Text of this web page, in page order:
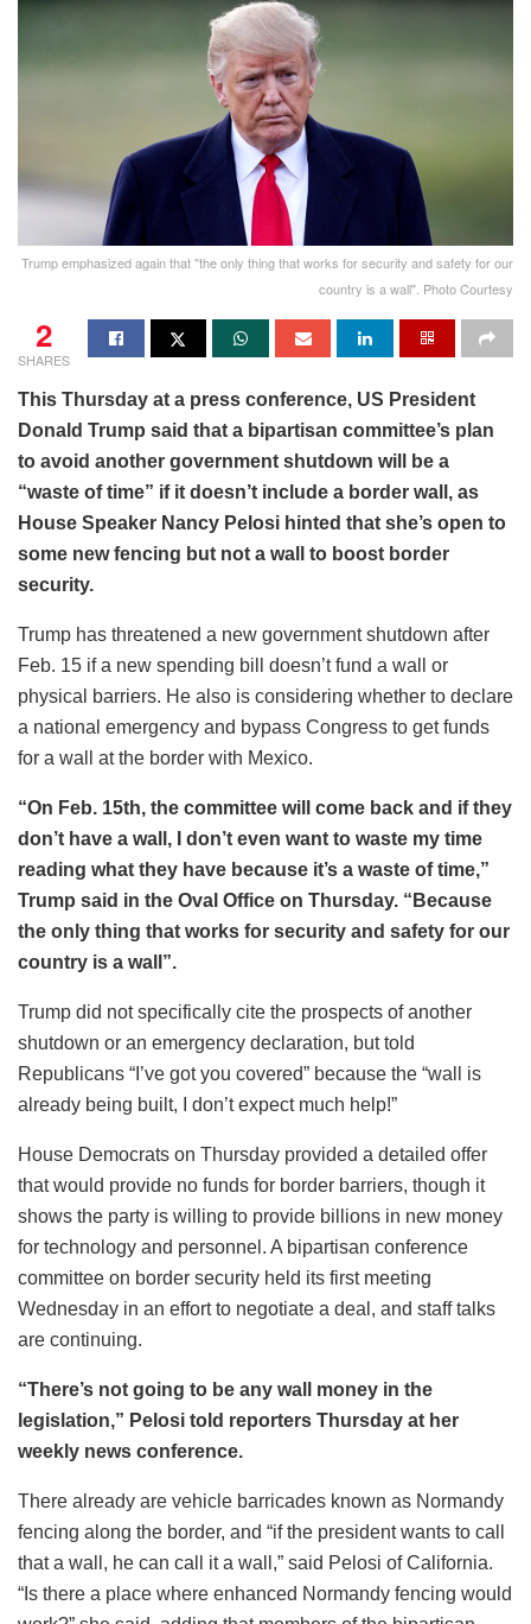
Trump emphasized again that "the only thing that works for security and safety for our
country is a wall". Photo Courtesy
2
SHARES
This Thursday at a press conference, US President
Donald Trump said that a bipartisan committee’s plan
to avoid another government shutdown will be a
“waste of time” if it doesn’t include a border wall, as
House Speaker Nancy Pelosi hinted that she’s open to
some new fencing but not a wall to boost border
security.
Trump has threatened a new government shutdown after
Feb. 15 if a new spending bill doesn’t fund a wall or
physical barriers. He also is considering whether to declare
a national emergency and bypass Congress to get funds
for a wall at the border with Mexico.
“On Feb. 15th, the committee will come back and if they
don’t have a wall, I don’t even want to waste my time
reading what they have because it’s a waste of time,”
Trump said in the Oval Office on Thursday. “Because
the only thing that works for security and safety for our
country is a wall”.
Trump did not specifically cite the prospects of another
shutdown or an emergency declaration, but told
Republicans “I’ve got you covered” because the “wall is
already being built, I don’t expect much help!”
House Democrats on Thursday provided a detailed offer
that would provide no funds for border barriers, though it
shows the party is willing to provide billions in new money
for technology and personnel. A bipartisan conference
committee on border security held its first meeting
Wednesday in an effort to negotiate a deal, and staff talks
are continuing.
“There’s not going to be any wall money in the
legislation,” Pelosi told reporters Thursday at her
weekly news conference.
There already are vehicle barricades known as Normandy
fencing along the border, and “if the president wants to call
that a wall, he can call it a wall,” said Pelosi of California.
“Is there a place where enhanced Normandy fencing would